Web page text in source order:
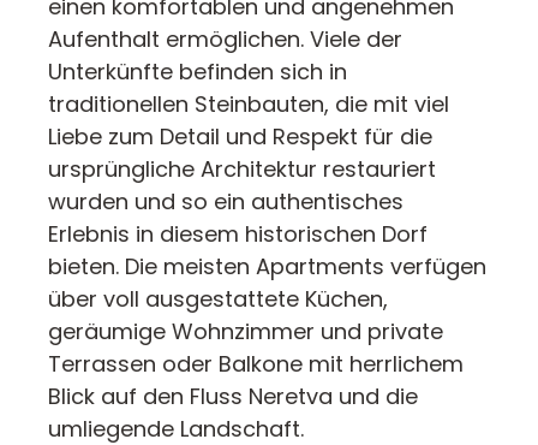
einen komfortablen und angenehmen
Aufenthalt ermöglichen. Viele der
Unterkünfte befinden sich in
traditionellen Steinbauten, die mit viel
Liebe zum Detail und Respekt für die
ursprüngliche Architektur restauriert
wurden und so ein authentisches
Erlebnis in diesem historischen Dorf
bieten. Die meisten Apartments verfügen
über voll ausgestattete Küchen,
geräumige Wohnzimmer und private
Terrassen oder Balkone mit herrlichem
Blick auf den Fluss Neretva und die
umliegende Landschaft.